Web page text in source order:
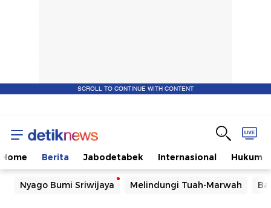
SCROLL TO CONTINUE WITH CONTENT
Home Berita Jabodetabek Internasional Hukum
Nyago Bumi Sriwijaya Melindungi Tuah-Marwah